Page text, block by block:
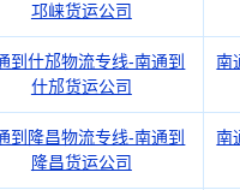
邛崃货运公司
到什邡物流专线-南通到
什邡货运公司
南
到隆昌物流专线-南通到
隆昌货运公司
南